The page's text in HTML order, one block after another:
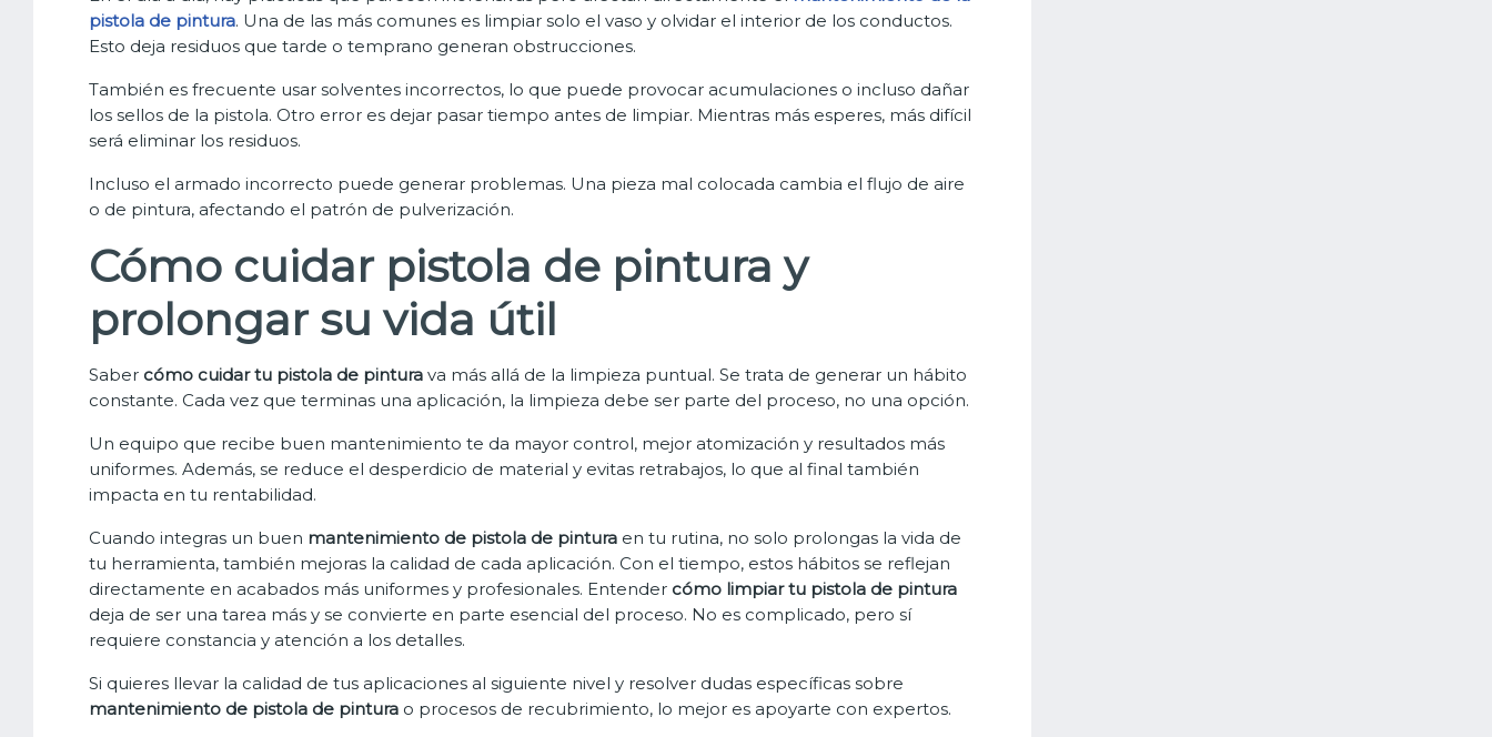
pistola de pintura. Una de las más comunes es limpiar solo el vaso y olvidar el interior de los conductos.
Esto deja residuos que tarde o temprano generan obstrucciones.
También es frecuente usar solventes incorrectos, lo que puede provocar acumulaciones o incluso dañar
los sellos de la pistola. Otro error es dejar pasar tiempo antes de limpiar. Mientras más esperes, más difícil
será eliminar los residuos.
Incluso el armado incorrecto puede generar problemas. Una pieza mal colocada cambia el flujo de aire
o de pintura, afectando el patrón de pulverización.
Cómo cuidar pistola de pintura y
prolongar su vida útil
Saber cómo cuidar tu pistola de pintura va más allá de la limpieza puntual. Se trata de generar un hábito
constante. Cada vez que terminas una aplicación, la limpieza debe ser parte del proceso, no una opción.
Un equipo que recibe buen mantenimiento te da mayor control, mejor atomización y resultados más
uniformes. Además, se reduce el desperdicio de material y evitas retrabajos, lo que al final también
impacta en tu rentabilidad.
Cuando integras un buen mantenimiento de pistola de pintura en tu rutina, no solo prolongas la vida de
tu herramienta, también mejoras la calidad de cada aplicación. Con el tiempo, estos hábitos se reflejan
directamente en acabados más uniformes y profesionales. Entender cómo limpiar tu pistola de pintura
deja de ser una tarea más y se convierte en parte esencial del proceso. No es complicado, pero sí
requiere constancia y atención a los detalles.
Si quieres llevar la calidad de tus aplicaciones al siguiente nivel y resolver dudas específicas sobre
mantenimiento de pistola de pintura o procesos de recubrimiento, lo mejor es apoyarte con expertos.